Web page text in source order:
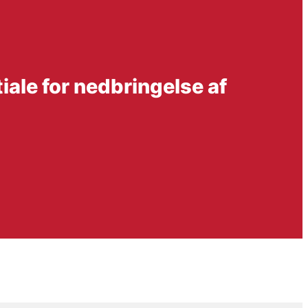
for nedbringelse af